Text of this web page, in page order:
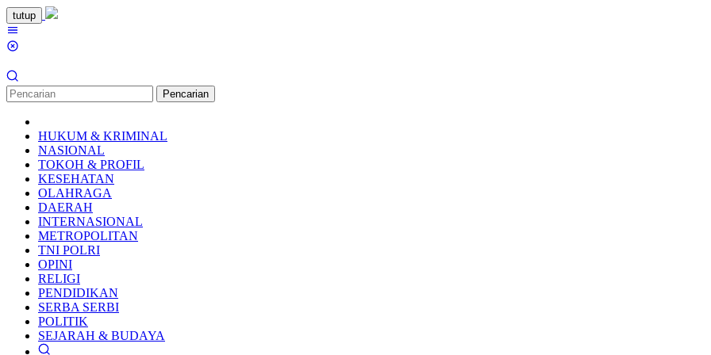
Loncat
ke
konten
tutup
Pencarian
HUKUM & KRIMINAL
NASIONAL
TOKOH & PROFIL
KESEHATAN
OLAHRAGA
DAERAH
INTERNASIONAL
METROPOLITAN
TNI POLRI
OPINI
RELIGI
PENDIDIKAN
SERBA SERBI
POLITIK
SEJARAH & BUDAYA